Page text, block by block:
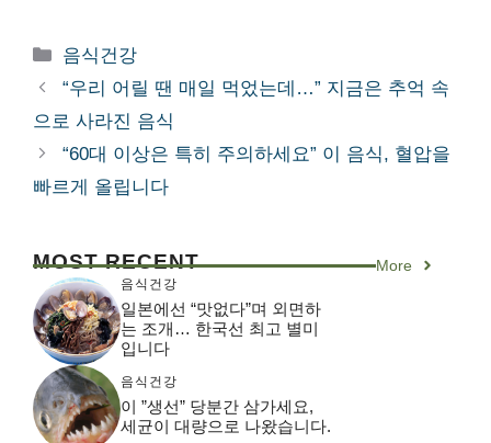
카
테
리
음식건강
“우리 어릴 땐 매일 먹었는데…” 지금은 추억 속
으로 사라진 음식
“60대 이상은 특히 주의하세요” 이 음식, 혈압을
빠르게 올립니다
MOST RECENT More
음식건강
일본에선 “맛없다”며 외면하
는 조개… 한국선 최고 별미
입니다
음식건강
이 ”생선” 당분간 삼가세요,
세균이 대량으로 나왔습니다.